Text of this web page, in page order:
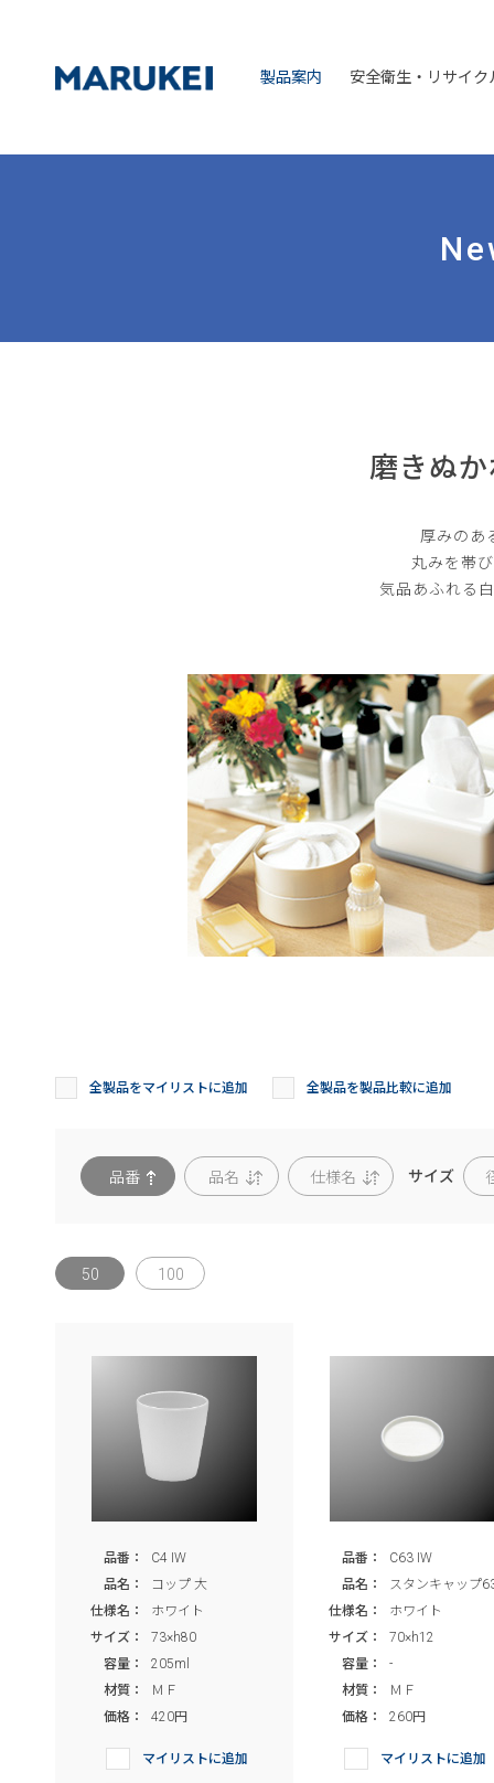
製品案内 安全衛生・リサイク
磨きぬ
厚みのあ
丸みを帯
気品あふれる
全製品をマイリストに追加 全製品を製品比較に追加
品番 品名 仕様名 サイズ
50 100
品番：
C4 IW
品名：
コップ 大
仕様名：
ホワイト
サイズ：
73×h80
容量：
205ml
材質：
ＭＦ
価格：
420円
マイリストに追加
品番：
C63 IW
品名：
スタンキャップ
仕様名：
ホワイト
サイズ：
70×h12
容量：
-
材質：
ＭＦ
価格：
260円
マイリストに追加